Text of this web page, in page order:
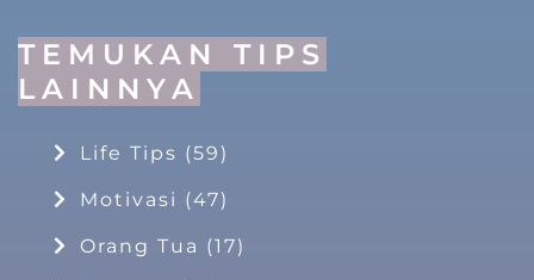
TEMUKAN TIPS
LAINNYA
Life Tips (59)
Motivasi (47)
Orang Tua (17)